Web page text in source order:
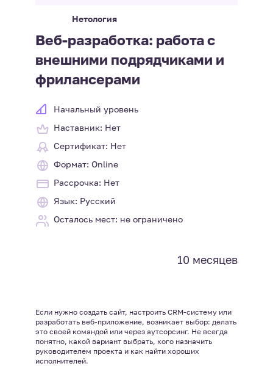
Нетология
Веб-разработка: работа с
внешними подрядчиками и
фрилансерами
Начальный уровень
Наставник: Нет
Сертификат: Нет
Формат: Online
Рассрочка: Нет
Язык: Русский
Осталось мест: не ограничено
10 месяцев
Если нужно создать сайт, настроить CRM-систему или
разработать веб-приложение, возникает выбор: делать
это своей командой или через аутсорсинг. Не всегда
понятно, какой вариант выбрать, кого назначить
руководителем проекта и как найти хороших
исполнителей.